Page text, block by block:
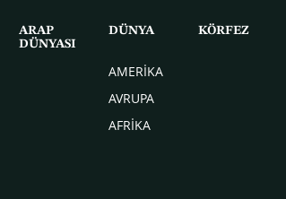
ARAP
DÜNYASI
DÜNYA
AMERİKA
AVRUPA
AFRİKA
KÖRFEZ